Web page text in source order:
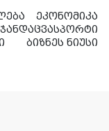
ეკონომიკა
ჯანდაცვასპორტი
ბიზნეს ნიუსი